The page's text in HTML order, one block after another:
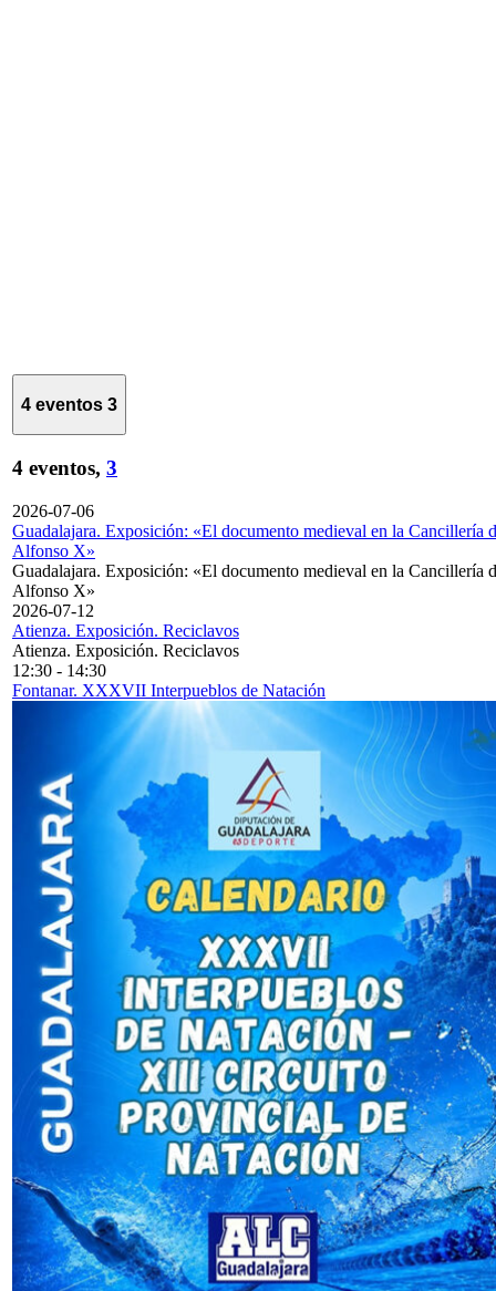
4 eventos 3
4 eventos, 3
2026-07-06
Guadalajara. Exposición: «El documento medieval en la Cancillería
Alfonso X»
Guadalajara. Exposición: «El documento medieval en la Cancillería
Alfonso X»
2026-07-12
Atienza. Exposición. Reciclavos
Atienza. Exposición. Reciclavos
12:30 - 14:30
Fontanar. XXXVII Interpueblos de Natación